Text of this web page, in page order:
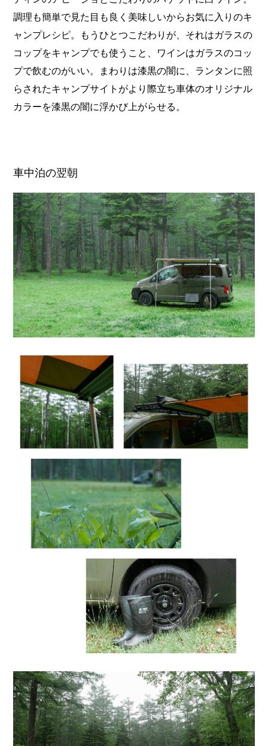
調理も簡単で見た目も良く美味しいからお気に入りのキ
ャンプレシピ。もうひとつこだわりが、それはガラスの
コップをキャンプでも使うこと、ワインはガラスのコッ
プで飲むのがいい。まわりは漆黒の闇に、ランタンに照
らされたキャンプサイトがより際立ち車体のオリジナル
カラーを漆黒の闇に浮かび上がらせる。
車中泊の翌朝